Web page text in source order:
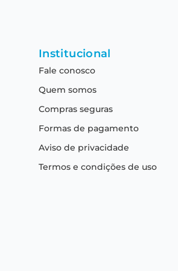
Institucional
Fale conosco
Quem somos
Compras seguras
Formas de pagamento
Aviso de privacidade
Termos e condições de uso